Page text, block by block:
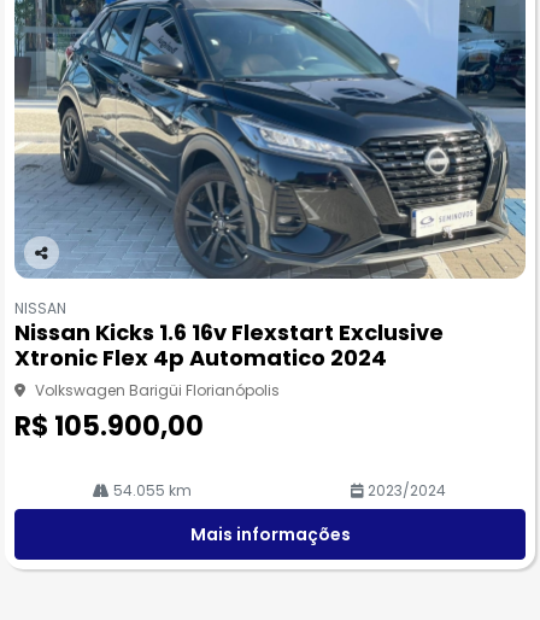
Co
pa
rtil
he
NISSAN
Nissan Kicks 1.6 16v Flexstart Exclusive
Xtronic Flex 4p Automatico 2024
Volkswagen Barigüi Florianópolis
R$ 105.900,00
54.055 km 2023/2024
Mais informações